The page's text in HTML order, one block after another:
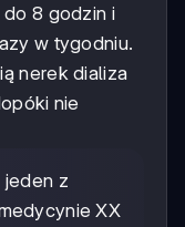
8 godzin i
w tygodniu.
nerek dializa
nie
jeden z
XX